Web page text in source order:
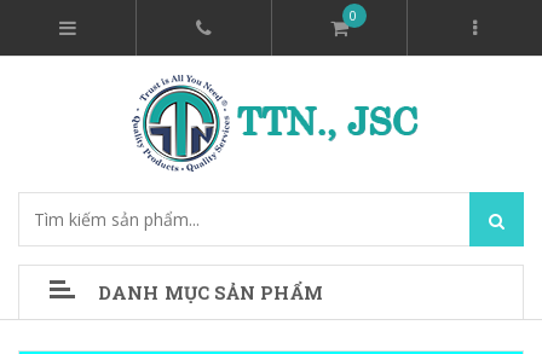
0
DANH MỤC SẢN PHẨM